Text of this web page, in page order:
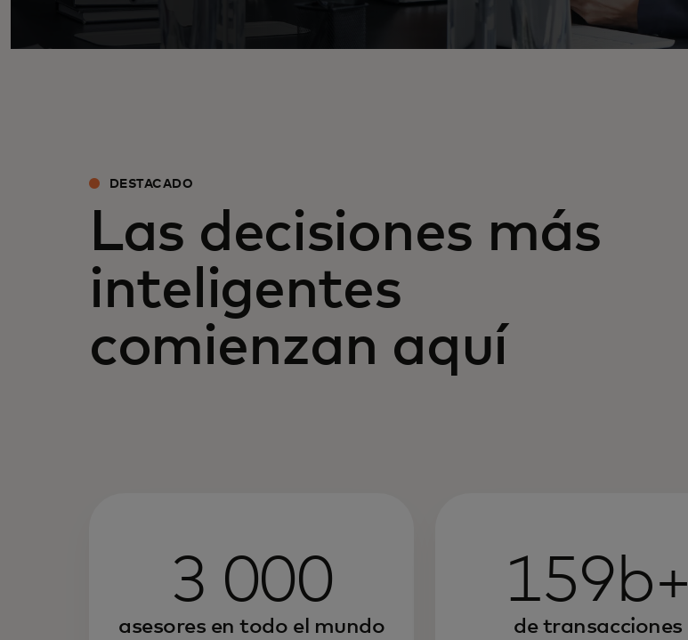
DESTACADO
Las decisiones más
inteligentes
comienzan aquí
3 000
asesores en todo el mundo
159b+
de transacciones